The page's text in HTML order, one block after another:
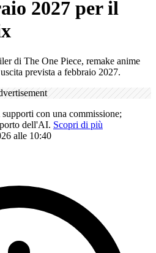
2027 per il
di The One Piece, remake anime
prevista a febbraio 2027.
con una commissione;
dell'AI. Scopri di più
alle 10:40